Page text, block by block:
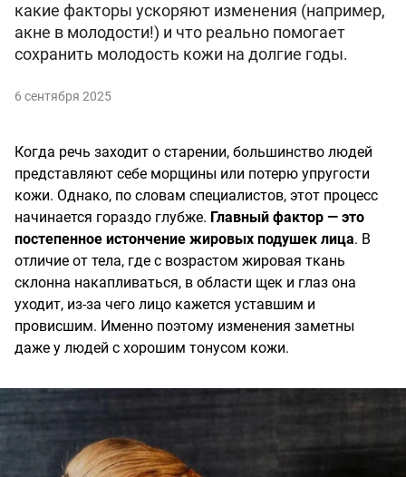
какие факторы ускоряют изменения (например,
акне в молодости!) и что реально помогает
сохранить молодость кожи на долгие годы.
6 сентября 2025
Когда речь заходит о старении, большинство людей
представляют себе морщины или потерю упругости
кожи. Однако, по словам специалистов, этот процесс
начинается гораздо глубже. Главный фактор — это
постепенное истончение жировых подушек лица. В
отличие от тела, где с возрастом жировая ткань
склонна накапливаться, в области щек и глаз она
уходит, из-за чего лицо кажется уставшим и
провисшим. Именно поэтому изменения заметны
даже у людей с хорошим тонусом кожи.